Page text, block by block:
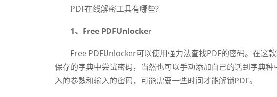
PDF在线解密工具有哪些?
1、Free PDFUnlocker
Free PDFUnlocker可以使用强力法查找PDF的密码。在这款
保存的字典中尝试密码，当然也可以手动添加自己的话到字典
入的参数和输入的密码，可能需要一些时间才能解锁PDF。